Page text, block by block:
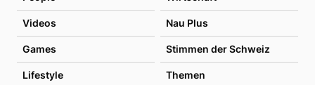
Videos Nau Plus
Games Stimmen der Schweiz
Lifestyle Themen